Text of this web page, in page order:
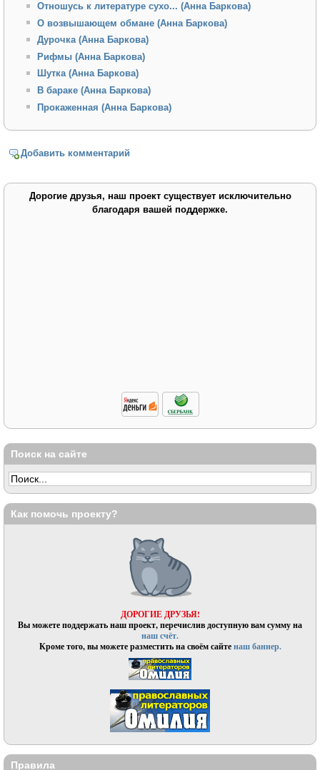
Отношусь к литературе сухо... (Анна Баркова)
О возвышающем обмане (Анна Баркова)
Дурочка (Анна Баркова)
Рифмы (Анна Баркова)
Шутка (Анна Баркова)
В бараке (Анна Баркова)
Прокаженная (Анна Баркова)
Добавить комментарий
Дорогие друзья, наш проект существует исключительно
благодаря вашей поддержке.
Поиск на сайте
Как помочь проекту?
ДОРОГИЕ ДРУЗЬЯ!
Вы можете поддержать наш проект, перечислив доступную вам сумму на
наш счёт.
Кроме того, вы можете разместить на своём сайтенаш баннер.
Правила